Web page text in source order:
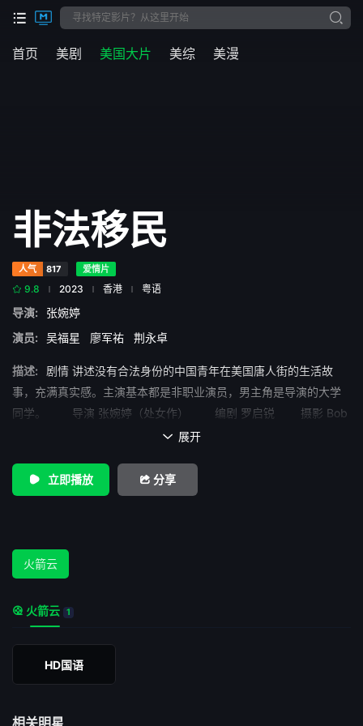
首页 美剧 美国大片 美综 美漫
非法移民
人气 817 爱情片
9.8 2023 香港 粤语
导演:
张婉婷
演员:
吴福星 廖军祐 荆永卓
描述:
剧情 讲述没有合法身份的中国青年在美国唐人街的生活故
事，充满真实感。主演基本都是非职业演员，男主角是导演的大学
同学。 导演 张婉婷（处女作） 编剧 罗启锐 摄影 Bob
Bukowsky 音乐 锺镇涛 徐日勤 出品 邵氏兄弟 获奖 入
剧，并最终获得最佳导演奖。
 展开
立即播放 分享
火箭云
火箭云 1
HD国语
相关明星